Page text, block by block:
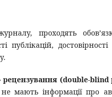
проходять
рецензування (double-
мають інформації про